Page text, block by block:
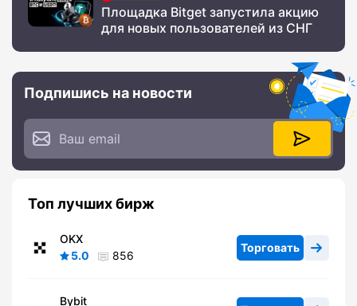
Площадка Bitget запустила акцию
для новых пользователей из СНГ
Подпишись на новости
Топ лучших бирж
OKX
5.0
856
Торговать
Bybit